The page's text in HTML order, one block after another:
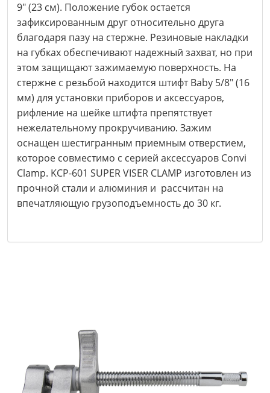
9" (23 см). Положение губок остается
зафиксированным друг относительно друга
благодаря пазу на стержне. Резиновые накладки
на губках обеспечивают надежный захват, но при
этом защищают зажимаемую поверхность. На
стержне с резьбой находится штифт Baby 5/8" (16
мм) для установки приборов и аксессуаров,
рифление на шейке штифта препятствует
нежелательному прокручиванию. Зажим
оснащен шестигранным приемным отверстием,
которое совместимо с серией аксессуаров Convi
Clamp. KCP-601 SUPER VISER CLAMP изготовлен из
прочной стали и алюминия и рассчитан на
впечатляющую грузоподъемность до 30 кг.